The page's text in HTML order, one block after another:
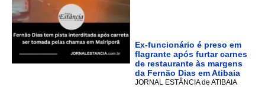
Ex-funcionário é preso em
flagrante após furtar carnes
de restaurante às margens
da Fernão Dias em Atibaia
JORNAL ESTÂNCIA de ATIBAIA